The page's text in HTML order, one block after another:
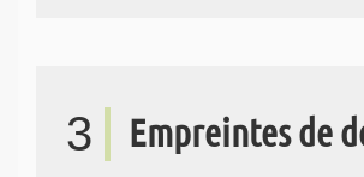
3 Empreintes de